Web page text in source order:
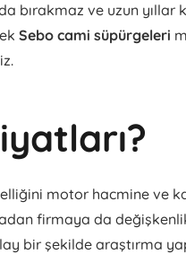
bırakmaz ve uzun yıllar
Sebo cami süpürgeleri
motor hacmine ve
firmaya da
bir şekilde araştırma